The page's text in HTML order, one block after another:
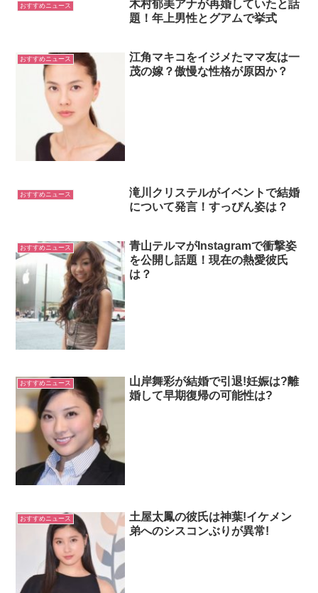
おすすめニュース
木村郁美アナが再婚していたと話
題！年上男性とグアムで挙式
おすすめニュース
江角マキコをイジメたママ友は一
茂の嫁？傲慢な性格が原因か？
おすすめニュース
滝川クリステルがイベントで結婚
について発言！すっぴん姿は？
おすすめニュース
青山テルマがInstagramで衝撃姿
を公開し話題！現在の熱愛彼氏
は？
おすすめニュース
山岸舞彩が結婚で引退!妊娠は?離
婚して早期復帰の可能性は?
おすすめニュース
土屋太鳳の彼氏は神葉!イケメン
弟へのシスコンぶりが異常!